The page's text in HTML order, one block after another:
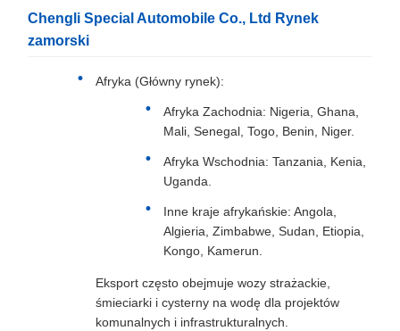
Chengli Special Automobile Co., Ltd Rynek
zamorski
Afryka (Główny rynek):
Afryka Zachodnia: Nigeria, Ghana,
Mali, Senegal, Togo, Benin, Niger.
Afryka Wschodnia: Tanzania, Kenia,
Uganda.
Inne kraje afrykańskie: Angola,
Algieria, Zimbabwe, Sudan, Etiopia,
Kongo, Kamerun.
Eksport często obejmuje wozy strażackie,
śmieciarki i cysterny na wodę dla projektów
komunalnych i infrastrukturalnych.